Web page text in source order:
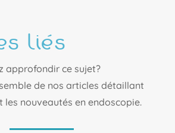
liés
approfondir ce sujet?
de nos articles détaillant
les nouveautés en endoscopie.